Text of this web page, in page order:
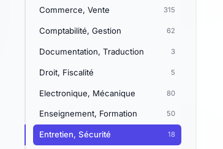
Commerce, Vente 315
Comptabilité, Gestion 62
Documentation, Traduction 3
Droit, Fiscalité 5
Electronique, Mécanique 80
Enseignement, Formation 50
Entretien, Sécurité 18